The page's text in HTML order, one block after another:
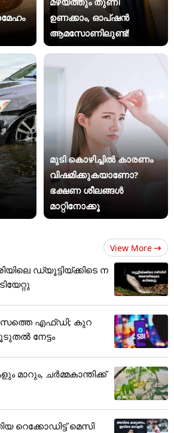
ഉണക്കാം, ഓപ്ഷൻ
ആമസോണിലുണ്ട്!
മുടി കൊഴിച്ചിൽ കാരണം
വിഷമിക്കുകയാണോ?
ഭക്ഷണ ശീലങ്ങൾ
മാറ്റിനോക്കൂ
View More
ഡ്യൂട്ടിയ്ക്കിടെ ന
എഫ്ഡി; കുറ
നേട്ടം
ചർമ്മകാന്തിക്ക്
റെക്കോഡിട്ട് ​മെസി